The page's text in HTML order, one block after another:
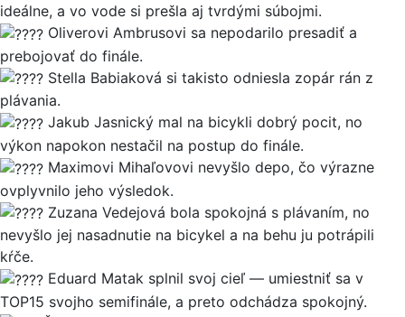
ideálne, a vo vode si prešla aj tvrdými súbojmi.
Oliverovi Ambrusovi sa nepodarilo presadiť a
prebojovať do finále.
Stella Babiaková si takisto odniesla zopár rán z
plávania.
Jakub Jasnický mal na bicykli dobrý pocit, no
výkon napokon nestačil na postup do finále.
Maximovi Mihaľovovi nevyšlo depo, čo výrazne
ovplyvnilo jeho výsledok.
Zuzana Vedejová bola spokojná s plávaním, no
nevyšlo jej nasadnutie na bicykel a na behu ju potrápili
kŕče.
Eduard Matak splnil svoj cieľ — umiestniť sa v
TOP15 svojho semifinále, a preto odchádza spokojný.